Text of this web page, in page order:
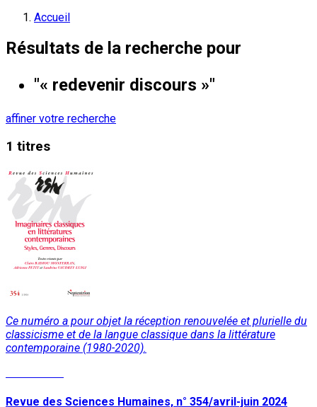
Accueil
Résultats de la recherche pour
"« redevenir discours »"
affiner votre recherche
1 titres
Ce numéro a pour objet la réception renouvelée et plurielle du
classicisme et de la langue classique dans la littérature
contemporaine (1980-2020).
Revue des Sciences Humaines, n° 354/avril-juin 2024